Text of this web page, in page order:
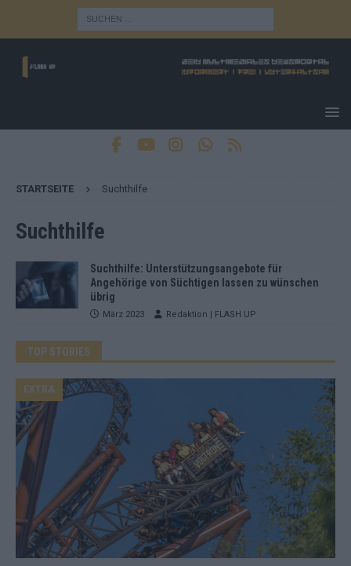
STARTSEITE Suchthilfe
Suchthilfe
Suchthilfe: Unterstützungsangebote für
Angehörige von Süchtigen lassen zu wünschen
übrig
März 2023 Redaktion | FLASH UP
TOP STORIES
EXTRA